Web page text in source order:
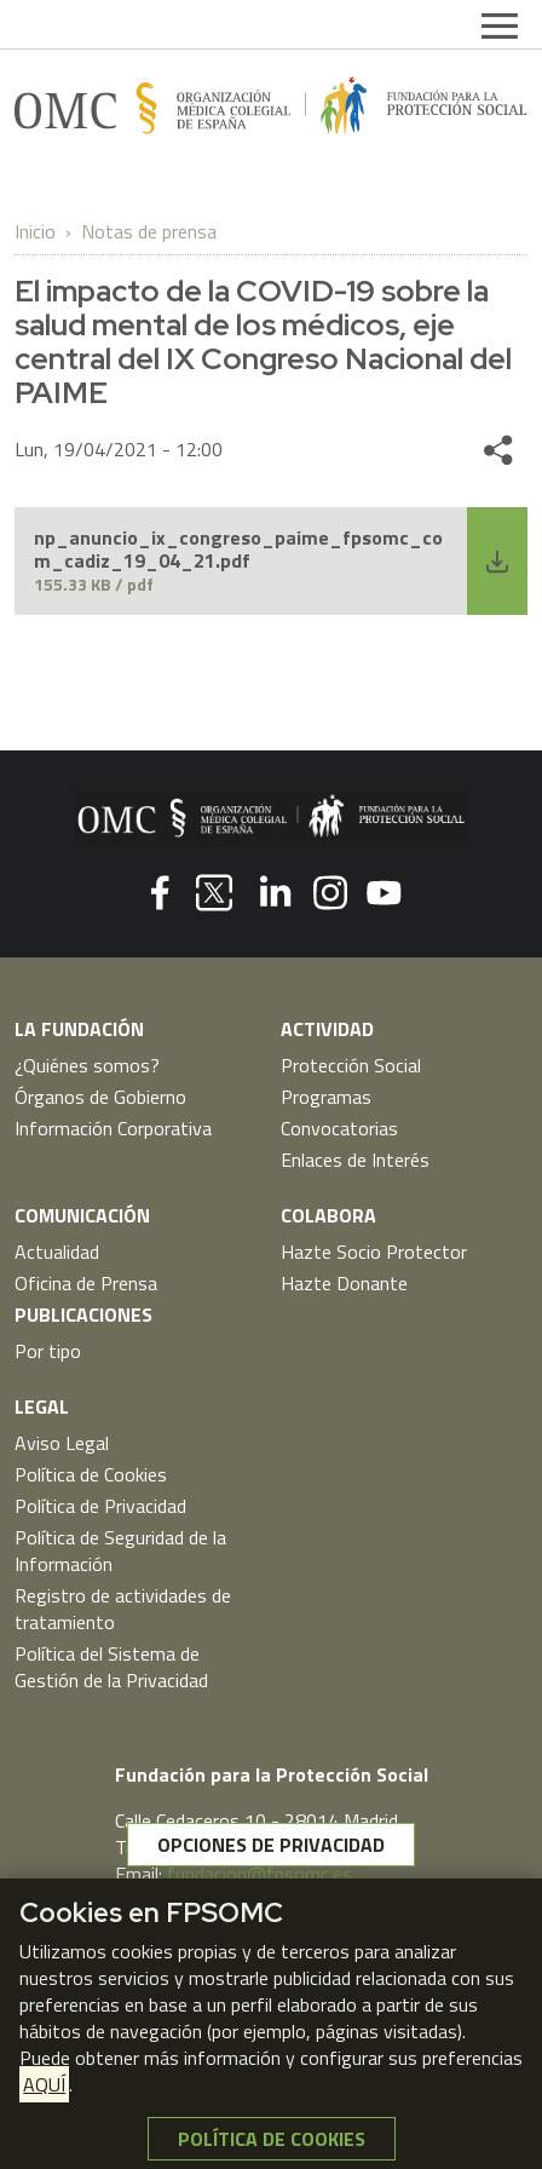
Inicio Notas de prensa
El impacto de la COVID-19 sobre la
salud mental de los médicos, eje
central del IX Congreso Nacional del
PAIME
Lun, 19/04/2021 - 12:00 Share
np_anuncio_ix_congreso_paime_fpsomc_co
m_cadiz_19_04_21.pdf
155.33 KB / pdf
LA FUNDACIÓN
¿Quiénes somos?
Órganos de Gobierno
Información Corporativa
ACTIVIDAD
Protección Social
Programas
Convocatorias
Enlaces de Interés
COMUNICACIÓN
Actualidad
Oficina de Prensa
PUBLICACIONES
Por tipo
COLABORA
Hazte Socio Protector
Hazte Donante
LEGAL
Aviso Legal
Política de Cookies
Política de Privacidad
Política de Seguridad de la
Información
Registro de actividades de
tratamiento
Política del Sistema de
Gestión de la Privacidad
Fundación para la Protección Social
Calle Cedaceros,10 - 28014 Madrid
Telf. 91 431 77 80
Email:fundacion@fpsomc.es
Webmail
OPCIONES DE PRIVACIDAD
Cookies en FPSOMC
Utilizamos cookies propias y de terceros para analizar
nuestros servicios y mostrarle publicidad relacionada con sus
preferencias en base a un perfil elaborado a partir de sus
hábitos de navegación (por ejemplo, páginas visitadas).
Puede obtener más información y configurar sus preferencias
AQUÍ.
POLÍTICA DE COOKIES